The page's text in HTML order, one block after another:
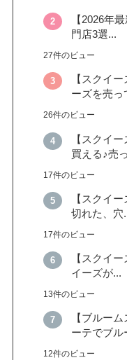
【2026年
門店3選...
27件のビュー
【スクイ
ーズを売っ
26件のビュー
【スクイ
買える♪売
17件のビュー
【スクイ
切れた、穴
17件のビュー
【スクイ
イーズが...
13件のビュー
【ブルー
ーテでブル
12件のビュー